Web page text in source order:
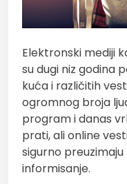
Elektronski mediji
su dugi niz godina
kuća i različitih
ogromnog broja
program i danas
prati, ali online
sigurno
informisanje.